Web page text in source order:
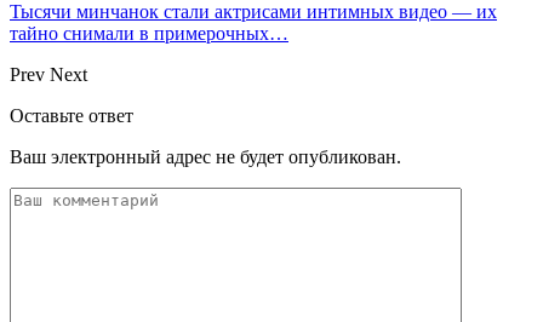
Тысячи минчанок стали актрисами интимных видео — их
тайно снимали в примерочных…
Prev Next
Оставьте ответ
Ваш электронный адрес не будет опубликован.